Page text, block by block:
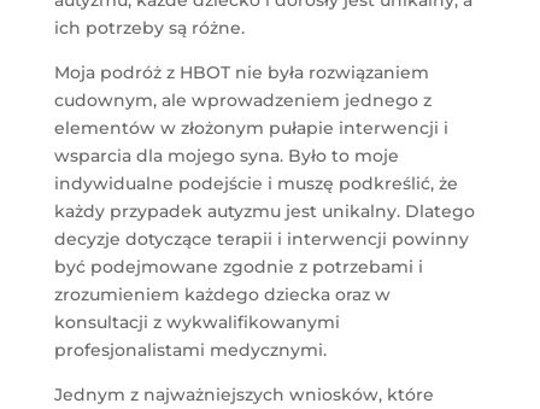
ich potrzeby są różne.
Moja podróż z HBOT nie była rozwiązaniem
cudownym, ale wprowadzeniem jednego z
elementów w złożonym pułapie interwencji i
wsparcia dla mojego syna. Było to moje
indywidualne podejście i muszę podkreślić, że
każdy przypadek autyzmu jest unikalny. Dlatego
decyzje dotyczące terapii i interwencji powinny
być podejmowane zgodnie z potrzebami i
zrozumieniem każdego dziecka oraz w
konsultacji z wykwalifikowanymi
profesjonalistami medycznymi.
Jednym z najważniejszych wniosków, które